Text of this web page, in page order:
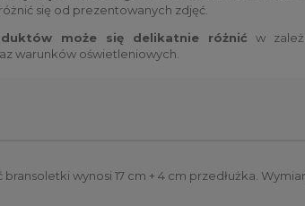
się od prezentowanych zdjęć.
może się delikatnie różnić w
warunków oświetleniowych.
wynosi 17 cm + 4 cm przedłużka.